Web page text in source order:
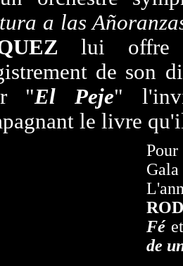
a las
lui offre
de son
"El Peje"
le livre
Féet
de